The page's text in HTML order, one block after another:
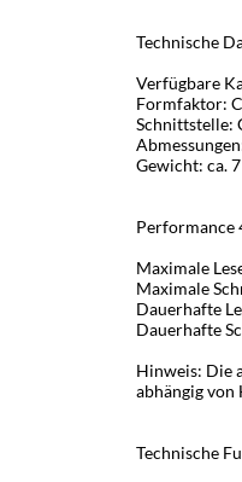
Technische
Verfügbare
Formfaktor:
Schnittstelle:
Gewicht: ca.
Performance
Maximale
Maximale
Dauerhafte
Dauerhafte
Hinweis: Die
abhängig
Technische